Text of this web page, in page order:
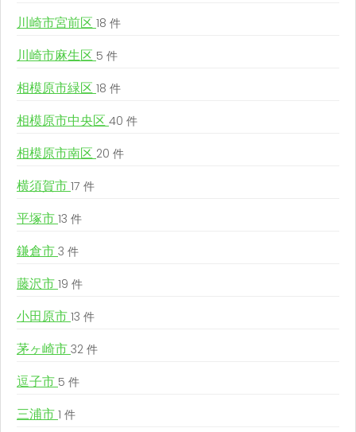
川崎市宮前区 18 件
川崎市麻生区 5 件
相模原市緑区 18 件
相模原市中央区 40 件
相模原市南区 20 件
横須賀市 17 件
平塚市 13 件
鎌倉市 3 件
藤沢市 19 件
小田原市 13 件
茅ヶ崎市 32 件
逗子市 5 件
三浦市 1 件